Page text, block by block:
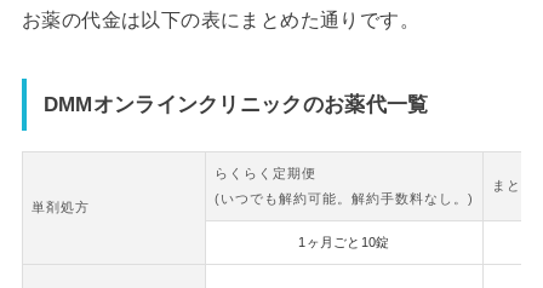
お薬の代金は以下の表にまとめた通りです。
DMMオンラインクリニックのお薬代一覧
単剤処方
らくらく定期便
(いつでも解約可能。解約手数料なし。)
まとめ
1ヶ月ごと10錠